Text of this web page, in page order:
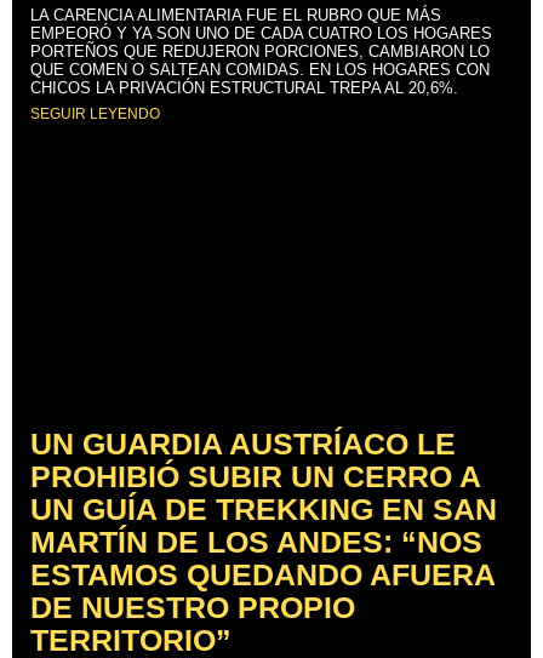
LA CARENCIA ALIMENTARIA FUE EL RUBRO QUE MÁS
EMPEORÓ Y YA SON UNO DE CADA CUATRO LOS HOGARES
PORTEÑOS QUE REDUJERON PORCIONES, CAMBIARON LO
QUE COMEN O SALTEAN COMIDAS. EN LOS HOGARES CON
CHICOS LA PRIVACIÓN ESTRUCTURAL TREPA AL 20,6%.
SEGUIR LEYENDO
UN GUARDIA AUSTRÍACO LE
PROHIBIÓ SUBIR UN CERRO A
UN GUÍA DE TREKKING EN SAN
MARTÍN DE LOS ANDES: “NOS
ESTAMOS QUEDANDO AFUERA
DE NUESTRO PROPIO
TERRITORIO”